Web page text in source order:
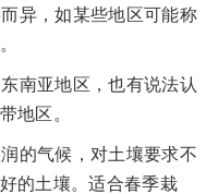
异，如某些地区可能称
南亚地区，也有说法认
地区。
润的气候，对土壤要求不
的土壤。适合春季栽